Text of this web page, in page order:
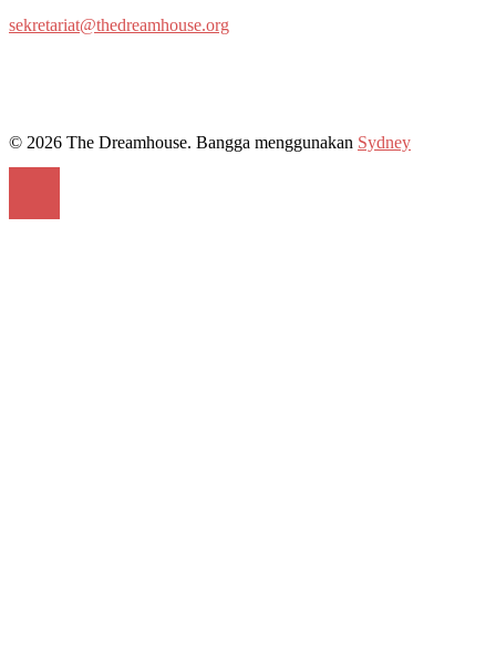
sekretariat@thedreamhouse.org
© 2026 The Dreamhouse. Bangga menggunakan Sydney